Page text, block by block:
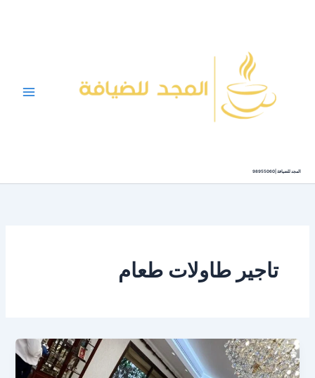
المجد للضيافة |98955060
تاجير طاولات طعام